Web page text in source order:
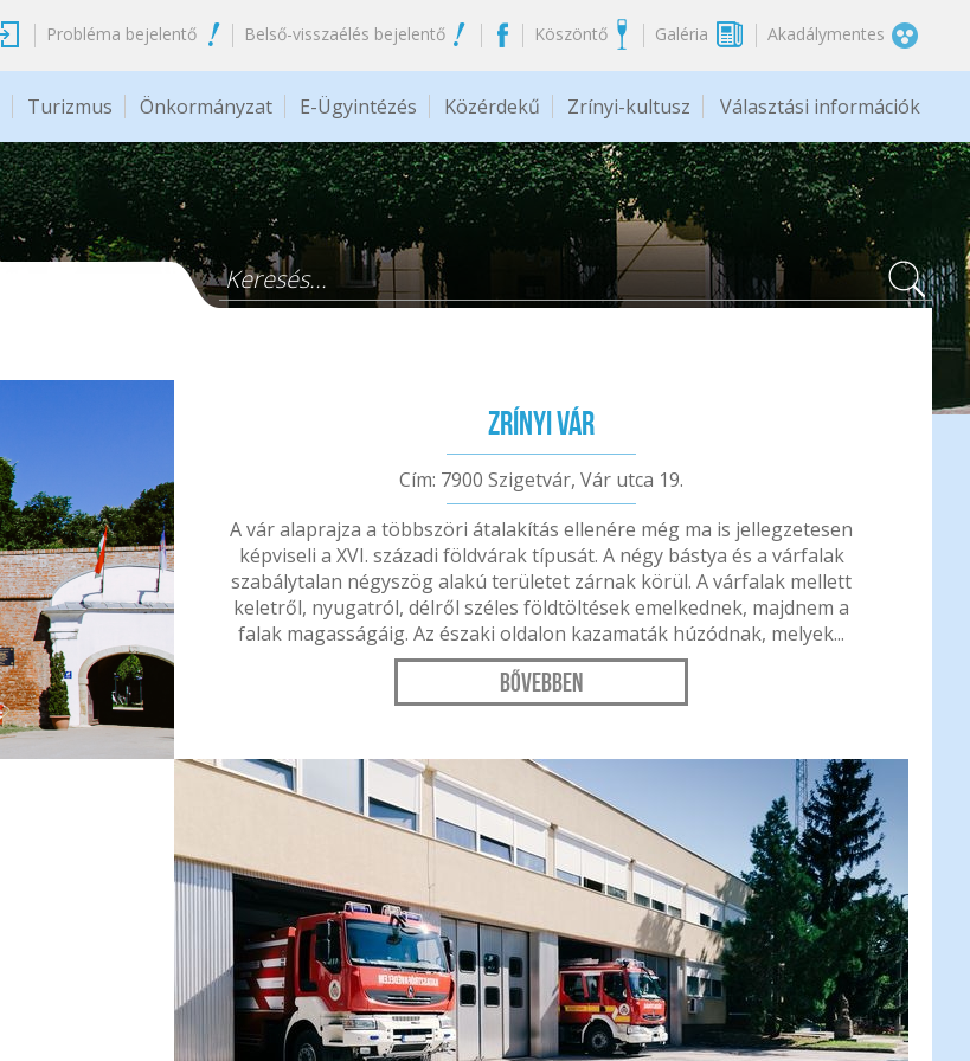
Probléma bejelentő Belső-visszaélés bejelentő Köszöntő Galéria Akadálymentes
Turizmus Önkormányzat E-Ügyintézés Közérdekű Zrínyi-kultusz Választási információk
Keresés űrlap
Zrínyi Vár
Cím: 7900 Szigetvár, Vár utca 19.
A vár alaprajza a többszöri átalakítás ellenére még ma is jellegzetesen
képviseli a XVI. századi földvárak típusát. A négy bástya és a várfalak
szabálytalan négyszög alakú területet zárnak körül. A várfalak mellett
keletről, nyugatról, délről széles földtöltések emelkednek, majdnem a
falak magasságáig. Az északi oldalon kazamaták húzódnak, melyek...
Bővebben